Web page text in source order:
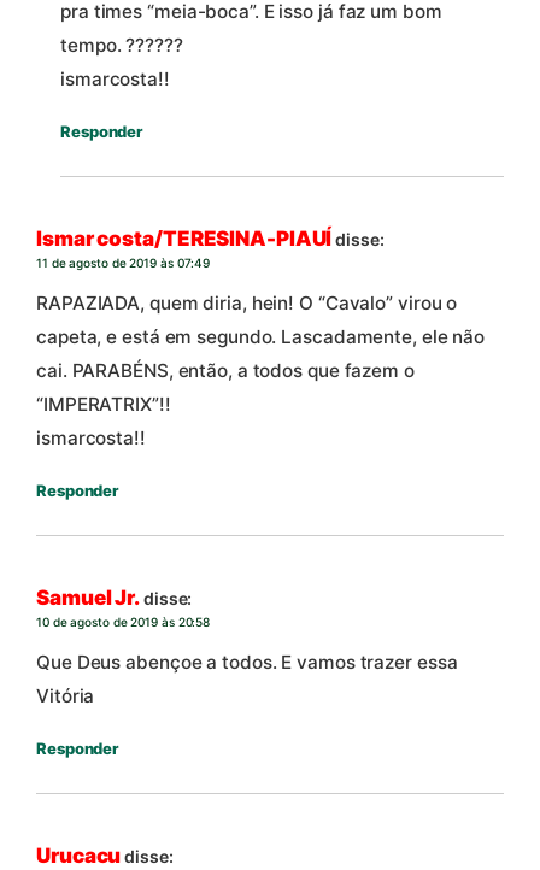
pra times “meia-boca”. E isso já faz um bom
tempo. ??????
ismarcosta!!
Responder
Ismar costa/TERESINA-PIAUÍdisse:
11 de agosto de 2019 às 07:49
RAPAZIADA, quem diria, hein! O “Cavalo” virou o
capeta, e está em segundo. Lascadamente, ele não
cai. PARABÉNS, então, a todos que fazem o
“IMPERATRIX”!!
ismarcosta!!
Responder
Samuel Jr.disse:
10 de agosto de 2019 às 20:58
Que Deus abençoe a todos. E vamos trazer essa
Vitória
Responder
Urucacudisse: